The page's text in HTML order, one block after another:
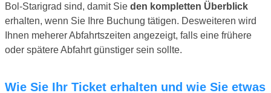
Bol-Starigrad sind, damit Sie den kompletten Überblick
erhalten, wenn Sie Ihre Buchung tätigen. Desweiteren wird
Ihnen meherer Abfahrtszeiten angezeigt, falls eine frühere
oder spätere Abfahrt günstiger sein sollte.
Wie Sie Ihr Ticket erhalten und wie Sie etwas